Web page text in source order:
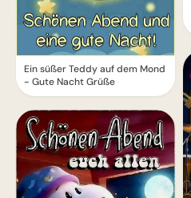
Ein süßer Teddy auf dem Mond
- Gute Nacht Grüße